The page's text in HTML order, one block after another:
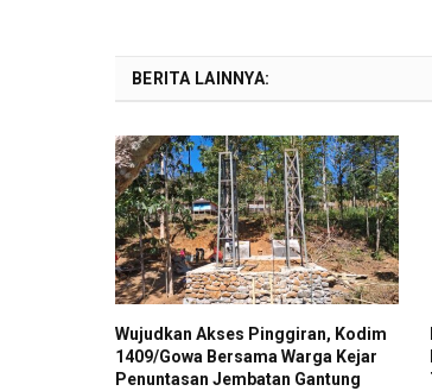
BERITA LAINNYA:
Wujudkan Akses Pinggiran, Kodim
1409/Gowa Bersama Warga Kejar
Penuntasan Jembatan Gantung